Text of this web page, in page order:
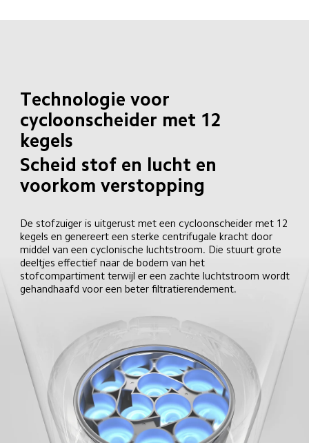
Technologie voor
cycloonscheider met 12
kegels
Scheid stof en lucht en
voorkom verstopping
De stofzuiger is uitgerust met een cycloonscheider met 12
kegels en genereert een sterke centrifugale kracht door
middel van een cyclonische luchtstroom. Die stuurt grote
deeltjes effectief naar de bodem van het
stofcompartiment terwijl er een zachte luchtstroom wordt
gehandhaafd voor een beter filtratierendement.